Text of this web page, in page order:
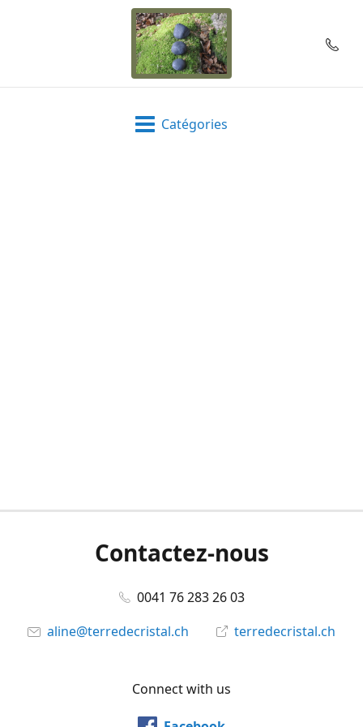
Catégories
Contactez-nous
0041 76 283 26 03
aline@terredecristal.ch
terredecristal.ch
Connect with us